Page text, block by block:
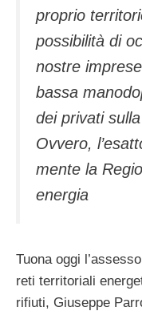
proprio
possibilità di
nostre
bassa
dei privati
Ovvero,
mente la
energia
Tuona oggi
reti territoriali
rifiuti, Giuseppe